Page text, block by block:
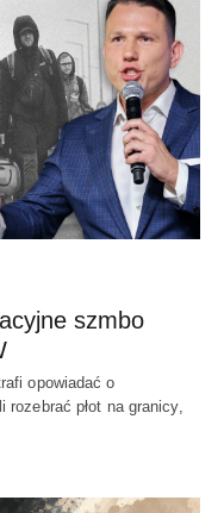
szmbo
opowiadać o
płot na granicy,